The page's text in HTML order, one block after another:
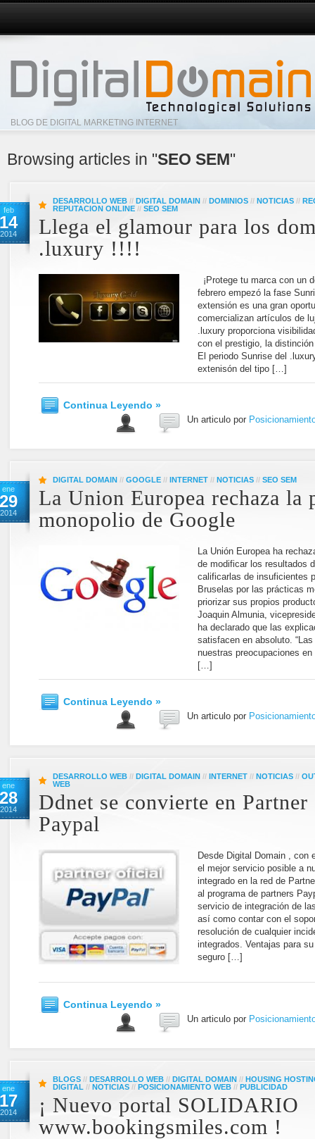
BLOG DE DIGITAL MARKETING INTERNET
Browsing articles in "SEO SEM"
feb
14
2014
DESARROLLO WEB // DIGITAL DOMAIN // DOMINIOS // NOTICIAS //
REPUTACION ONLINE // SEO SEM
Llega el glamour para los
.luxury !!!!
¡Protege tu marca con un
febrero empezó la fase
extensión es una gran
comercializan artículos de
.luxury proporciona
con el prestigio, la
El periodo Sunrise del
extenisón del tipo […]
Continua Leyendo »
Un articulo por
ene
29
2014
DIGITAL DOMAIN // GOOGLE // INTERNET // NOTICIAS // SEO SEM
La Union Europea rechaza la
monopolio de Google
La Unión Europea ha
de modificar los resultados
calificarlas de insuficientes
Bruselas por las prácticas
priorizar sus propios
Joaquin Almunia,
ha declarado que las
satisfacen en absoluto.
nuestras preocupaciones
[…]
Continua Leyendo »
Un articulo por
ene
28
2014
DESARROLLO WEB // DIGITAL DOMAIN // INTERNET // NOTICIAS //
WEB
Ddnet se convierte en
Paypal
Desde Digital Domain , con
el mejor servicio posible a
integrado en la red de
al programa de partners
servicio de integración de
así como contar con el
resolución de cualquier
integrados. Ventajas para
seguro […]
Continua Leyendo »
Un articulo por
ene
17
2014
BLOGS // DESARROLLO WEB // DIGITAL DOMAIN // HOUSING
DIGITAL // NOTICIAS // POSICIONAMIENTO WEB // PUBLICIDAD
¡ Nuevo portal SOLIDARIO
www.bookingsmiles.com !